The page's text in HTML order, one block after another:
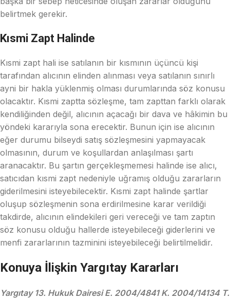
belirtmek gerekir.
Kısmi Zapt Halinde
Kısmi zapt hali ise satılanın bir kısmının üçüncü kişi
tarafından alıcının elinden alınması veya satılanın sınırlı
ayni bir hakla yüklenmiş olması durumlarında söz konusu
olacaktır. Kısmi zaptta sözleşme, tam zapttan farklı olarak
kendiliğinden değil, alıcının açacağı bir dava ve hâkimin bu
yöndeki kararıyla sona erecektir. Bunun için ise alıcının
eğer durumu bilseydi satış sözleşmesini yapmayacak
olmasının, durum ve koşullardan anlaşılması şartı
aranacaktır. Bu şartın gerçekleşmemesi halinde ise alıcı,
satıcıdan kısmi zapt nedeniyle uğramış olduğu zararların
giderilmesini isteyebilecektir. Kısmi zapt halinde şartlar
oluşup sözleşmenin sona erdirilmesine karar verildiği
takdirde, alıcının elindekileri geri vereceği ve tam zaptın
söz konusu olduğu hallerde isteyebileceği giderlerini ve
menfi zararlarının tazminini isteyebileceği belirtilmelidir.
Konuya İlişkin Yargıtay Kararları
Yargıtay 13. Hukuk Dairesi E. 2004/4841 K. 2004/14134 T.